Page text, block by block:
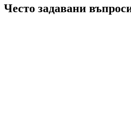
Често задавани